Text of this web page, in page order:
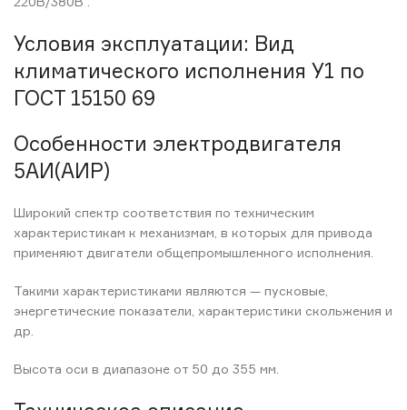
Условия эксплуатации: Вид
климатического исполнения У1 по
ГОСТ 15150 69
Особенности электродвигателя
5АИ(АИР)
Широкий спектр соответствия по техническим
характеристикам к механизмам, в которых для привода
применяют двигатели общепромышленного исполнения.
Такими характеристиками являются — пусковые,
энергетические показатели, характеристики скольжения и
др.
Высота оси в диапазоне от 50 до 355 мм.